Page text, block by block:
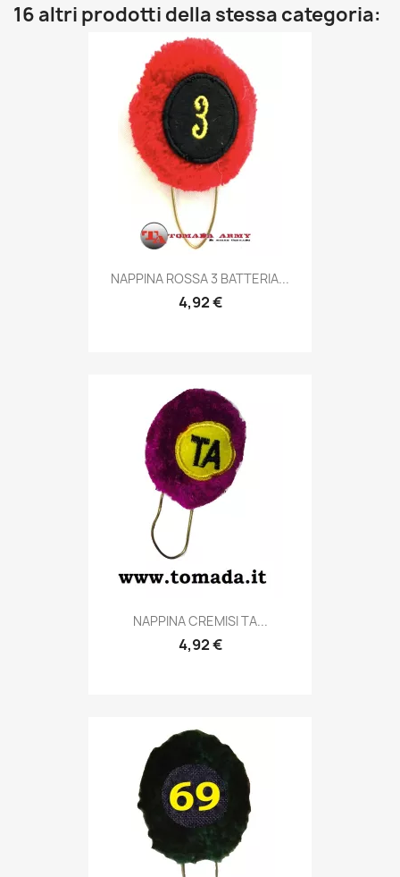
16 altri prodotti della stessa categoria:
Anteprima
NAPPINA ROSSA 3 BATTERIA...
4,92 €
Anteprima
NAPPINA CREMISI TA...
4,92 €